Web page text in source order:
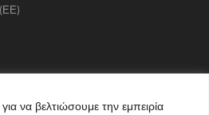
να βελτιώσουμε την εμπειρία